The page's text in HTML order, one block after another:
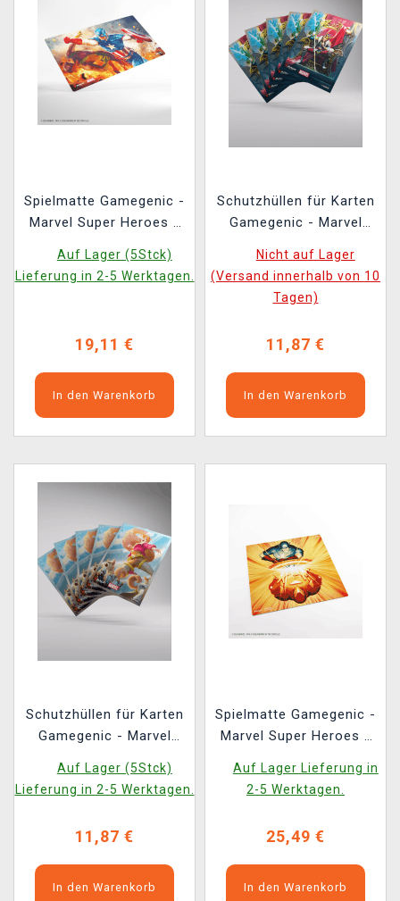
Spielmatte Gamegenic -
Marvel Super Heroes -
Super-Soldier
Auf Lager (5Stck)
Lieferung in 2-5 Werktagen.
19,11 €
In den Warenkorb
Schutzhüllen für Karten
Gamegenic - Marvel
Premium Double
Sleeving Loki/Doctor
Doom (105 Stk.)
Nicht auf Lager
(Versand innerhalb von 10
Tagen)
11,87 €
In den Warenkorb
Schutzhüllen für Karten
Gamegenic - Marvel
Premium Double
Sleeving GoNuts! (105
Auf Lager (5Stck)
Lieferung in 2-5 Werktagen.
11,87 €
In den Warenkorb
Spielmatte Gamegenic -
Marvel Super Heroes -
America
Auf Lager Lieferung in
2-5 Werktagen.
25,49 €
In den Warenkorb